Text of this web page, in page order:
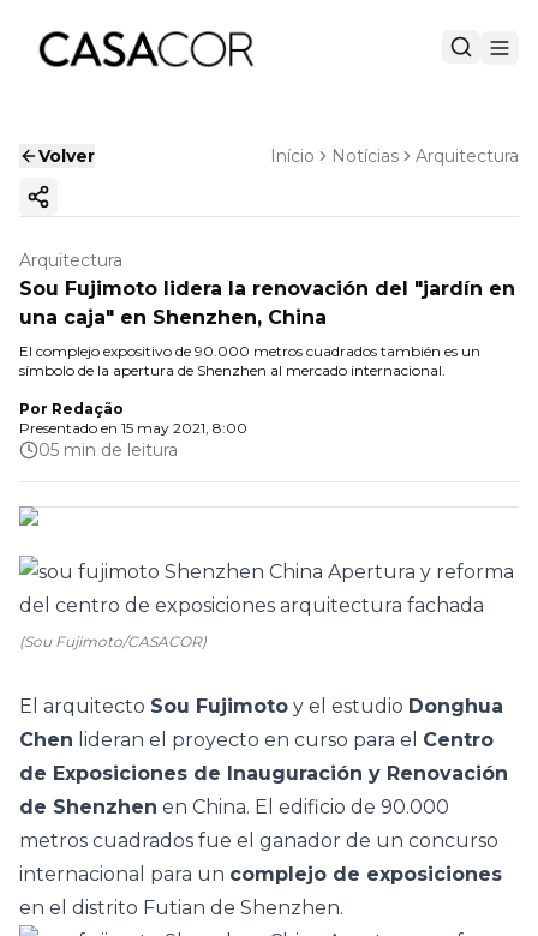
Volver Início Notícias Arquitectura
Copiar enlace
Arquitectura
Sou Fujimoto lidera la renovación del "jardín en
una caja" en Shenzhen, China
El complejo expositivo de 90.000 metros cuadrados también es un
símbolo de la apertura de Shenzhen al mercado internacional.
Por Redação
Presentado en 15 may 2021, 8:00
05 min de leitura
(Sou Fujimoto/CASACOR)
El arquitecto Sou Fujimoto y el estudio Donghua
Chen lideran el proyecto en curso para el Centro
de Exposiciones de Inauguración y Renovación
de Shenzhen en China. El edificio de 90.000
metros cuadrados fue el ganador de un concurso
internacional para un complejo de exposiciones
en el distrito Futian de Shenzhen.